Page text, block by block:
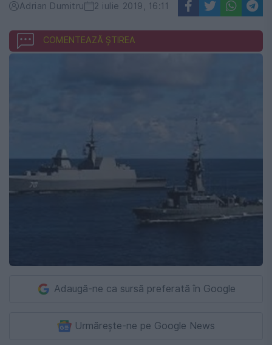
Adrian Dumitru 2 iulie 2019, 16:11
COMENTEAZĂ ȘTIREA
Adaugă-ne ca sursă preferată în Google
Urmărește-ne pe Google News